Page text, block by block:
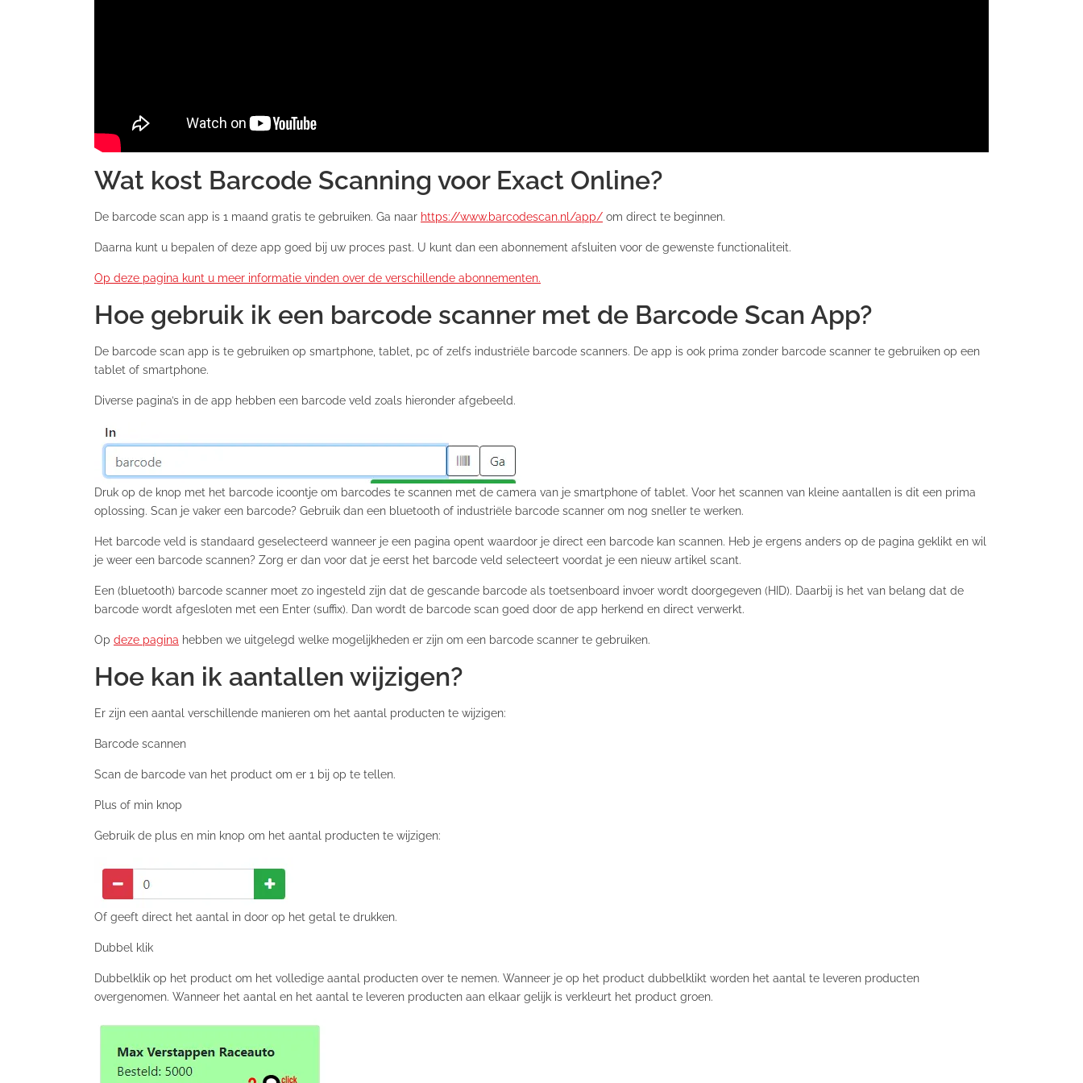
Wat kost Barcode Scanning voor Exact Online?
De barcode scan app is 1 maand gratis te gebruiken. Ga naar https://www.barcodescan.nl/app/ om direct te beginnen.
Daarna kunt u bepalen of deze app goed bij uw proces past. U kunt dan een abonnement afsluiten voor de gewenste functionaliteit.
Op deze pagina kunt u meer informatie vinden over de verschillende abonnementen.
Hoe gebruik ik een barcode scanner met de Barcode Scan App?
De barcode scan app is te gebruiken op smartphone, tablet, pc of zelfs industriële barcode scanners. De app is ook prima zonder barcode scanner te gebruiken op een
tablet of smartphone.
Diverse pagina’s in de app hebben een barcode veld zoals hieronder afgebeeld.
Druk op de knop met het barcode icoontje om barcodes te scannen met de camera van je smartphone of tablet. Voor het scannen van kleine aantallen is dit een prima
oplossing. Scan je vaker een barcode? Gebruik dan een bluetooth of industriële barcode scanner om nog sneller te werken.
Het barcode veld is standaard geselecteerd wanneer je een pagina opent waardoor je direct een barcode kan scannen. Heb je ergens anders op de pagina geklikt en wil
je weer een barcode scannen? Zorg er dan voor dat je eerst het barcode veld selecteert voordat je een nieuw artikel scant.
Een (bluetooth) barcode scanner moet zo ingesteld zijn dat de gescande barcode als toetsenboard invoer wordt doorgegeven (HID). Daarbij is het van belang dat de
barcode wordt afgesloten met een Enter (suffix). Dan wordt de barcode scan goed door de app herkend en direct verwerkt.
Op deze pagina hebben we uitgelegd welke mogelijkheden er zijn om een barcode scanner te gebruiken.
Hoe kan ik aantallen wijzigen?
Er zijn een aantal verschillende manieren om het aantal producten te wijzigen:
Barcode scannen
Scan de barcode van het product om er 1 bij op te tellen.
Plus of min knop
Gebruik de plus en min knop om het aantal producten te wijzigen:
Of geeft direct het aantal in door op het getal te drukken.
Dubbel klik
Dubbelklik op het product om het volledige aantal producten over te nemen. Wanneer je op het product dubbelklikt worden het aantal te leveren producten
overgenomen. Wanneer het aantal en het aantal te leveren producten aan elkaar gelijk is verkleurt het product groen.